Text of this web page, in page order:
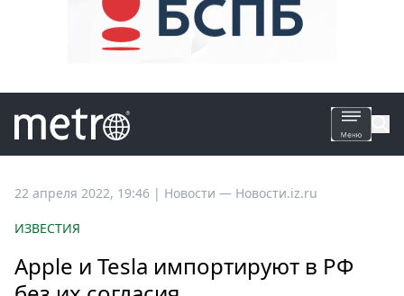
Все
Россия
22 апреля 2022, 19:46 | Новости — Новости.iz.ru
ИЗВЕСТИЯ
Apple и Tesla импортируют в РФ